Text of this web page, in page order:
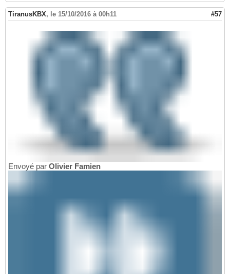
TiranusKBX, le 15/10/2016 à 00h11 #57
Envoyé par Olivier Famien